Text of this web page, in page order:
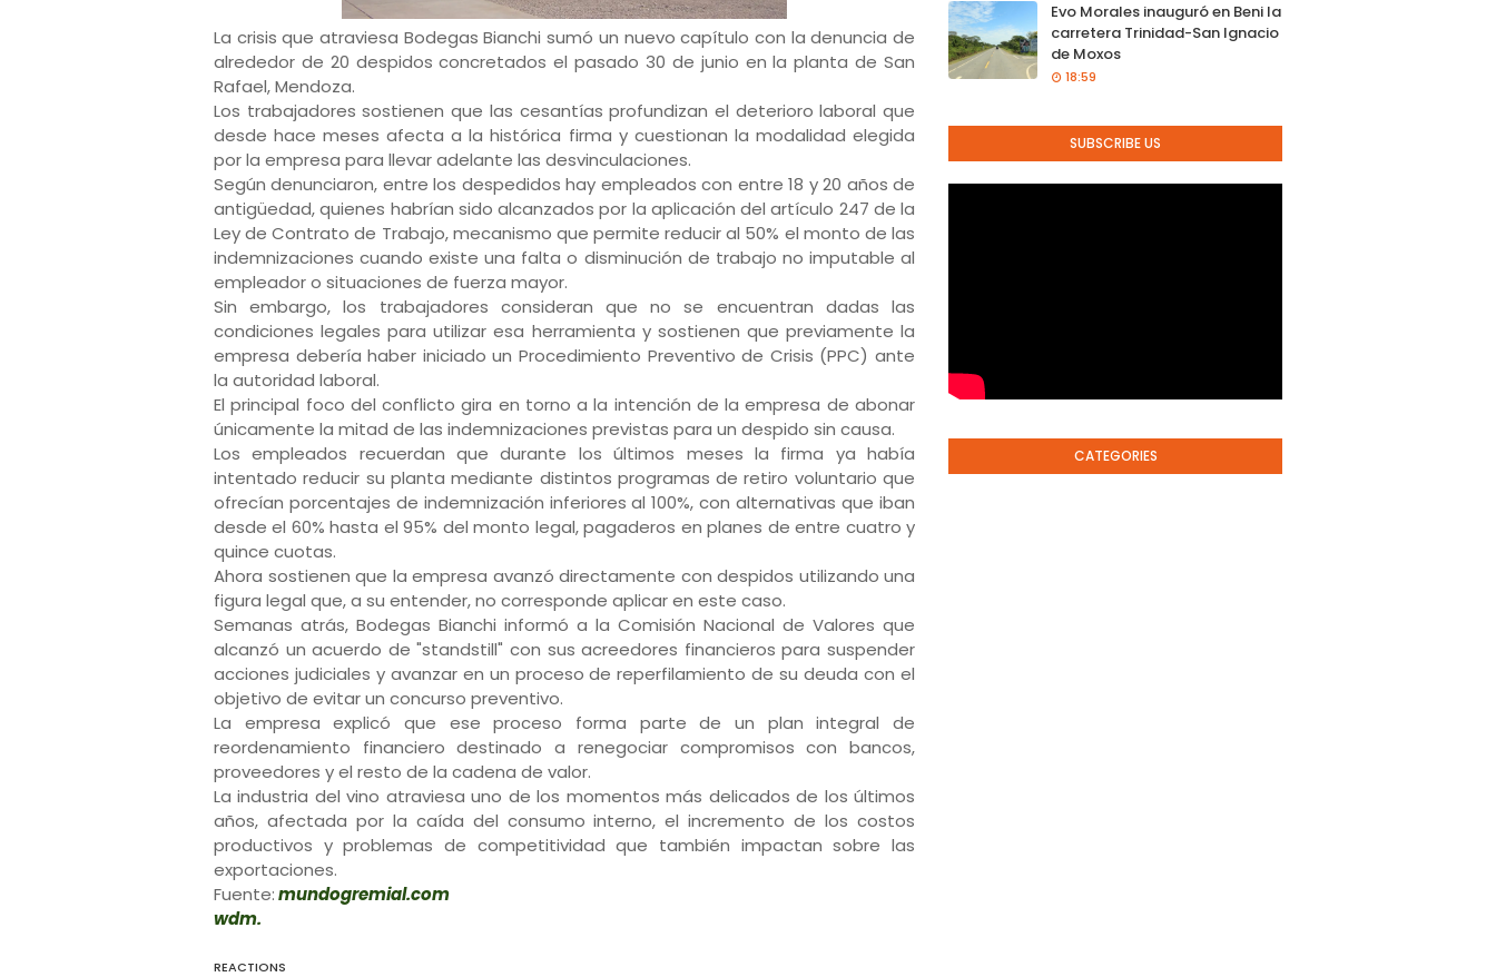
La crisis que atraviesa Bodegas Bianchi sumó un nuevo capítulo con la denuncia de
alrededor de 20 despidos concretados el pasado 30 de junio en la planta de San
Rafael, Mendoza.
Los trabajadores sostienen que las cesantías profundizan el deterioro laboral que
desde hace meses afecta a la histórica firma y cuestionan la modalidad elegida
por la empresa para llevar adelante las desvinculaciones.
Según denunciaron, entre los despedidos hay empleados con entre 18 y 20 años de
antigüedad, quienes habrían sido alcanzados por la aplicación del artículo 247 de la
Ley de Contrato de Trabajo, mecanismo que permite reducir al 50% el monto de las
indemnizaciones cuando existe una falta o disminución de trabajo no imputable al
empleador o situaciones de fuerza mayor.
Sin embargo, los trabajadores consideran que no se encuentran dadas las
condiciones legales para utilizar esa herramienta y sostienen que previamente la
empresa debería haber iniciado un Procedimiento Preventivo de Crisis (PPC) ante
la autoridad laboral.
El principal foco del conflicto gira en torno a la intención de la empresa de abonar
únicamente la mitad de las indemnizaciones previstas para un despido sin causa.
Los empleados recuerdan que durante los últimos meses la firma ya había
intentado reducir su planta mediante distintos programas de retiro voluntario que
ofrecían porcentajes de indemnización inferiores al 100%, con alternativas que iban
desde el 60% hasta el 95% del monto legal, pagaderos en planes de entre cuatro y
quince cuotas.
Ahora sostienen que la empresa avanzó directamente con despidos utilizando una
figura legal que, a su entender, no corresponde aplicar en este caso.
Semanas atrás, Bodegas Bianchi informó a la Comisión Nacional de Valores que
alcanzó un acuerdo de "standstill" con sus acreedores financieros para suspender
acciones judiciales y avanzar en un proceso de reperfilamiento de su deuda con el
objetivo de evitar un concurso preventivo.
La empresa explicó que ese proceso forma parte de un plan integral de
reordenamiento financiero destinado a renegociar compromisos con bancos,
proveedores y el resto de la cadena de valor.
La industria del vino atraviesa uno de los momentos más delicados de los últimos
años, afectada por la caída del consumo interno, el incremento de los costos
productivos y problemas de competitividad que también impactan sobre las
exportaciones.
Fuente:mundogremial.com
wdm.
REACTIONS
Evo Morales inauguró en Beni la
carretera Trinidad-San Ignacio
de Moxos
18:59
SUBSCRIBE US
CATEGORIES